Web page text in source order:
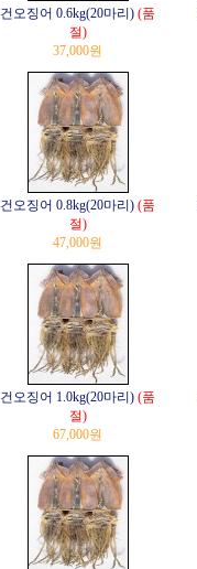
건오징어 0.6kg(20마리) (품
절)
37,000원
건오징어 0.8kg(20마리) (품
절)
47,000원
건오징어 1.0kg(20마리) (품
절)
67,000원